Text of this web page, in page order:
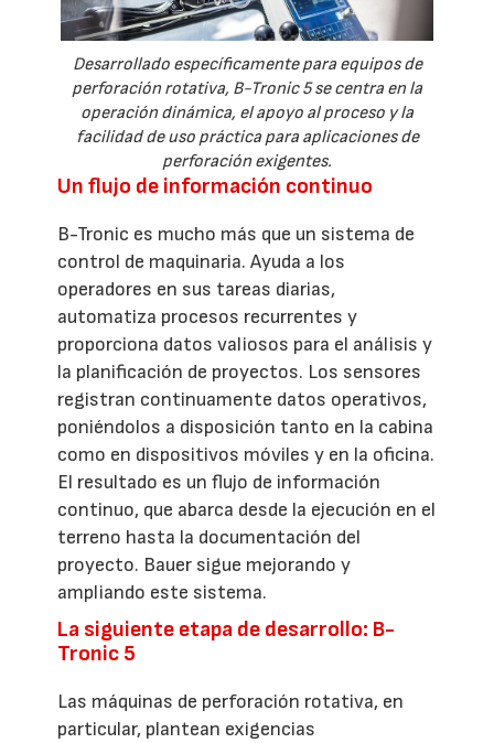
Desarrollado específicamente para equipos de
perforación rotativa, B-Tronic 5 se centra en la
operación dinámica, el apoyo al proceso y la
facilidad de uso práctica para aplicaciones de
perforación exigentes.
Un flujo de información continuo
B-Tronic es mucho más que un sistema de
control de maquinaria. Ayuda a los
operadores en sus tareas diarias,
automatiza procesos recurrentes y
proporciona datos valiosos para el análisis y
la planificación de proyectos. Los sensores
registran continuamente datos operativos,
poniéndolos a disposición tanto en la cabina
como en dispositivos móviles y en la oficina.
El resultado es un flujo de información
continuo, que abarca desde la ejecución en el
terreno hasta la documentación del
proyecto. Bauer sigue mejorando y
ampliando este sistema.
La siguiente etapa de desarrollo: B-
Tronic 5
Las máquinas de perforación rotativa, en
particular, plantean exigencias